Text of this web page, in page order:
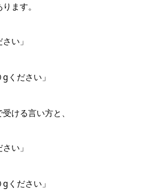
ます。
い」
ください」
ける言い方と、
い」
ください」